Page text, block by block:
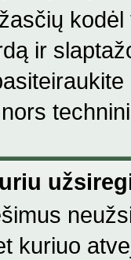
ir
kuriuo